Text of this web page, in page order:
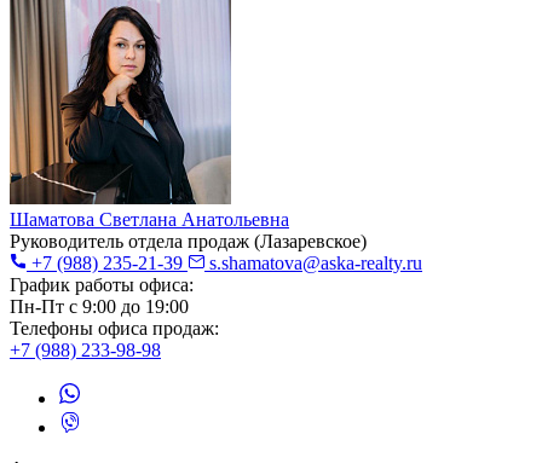
Шаматова Светлана Анатольевна
Руководитель отдела продаж (Лазаревское)
+7 (988) 235-21-39
s.shamatova@aska-realty.ru
График работы офиса:
Пн-Пт с 9:00 до 19:00
Телефоны офиса продаж:
+7 (988) 233-98-98